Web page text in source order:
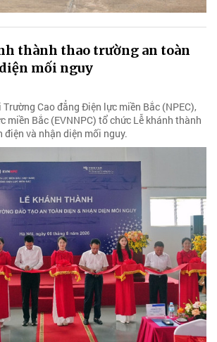
thành thao trường an toàn
mối nguy
Cao đẳng Điện lực miền Bắc (NPEC),
miền Bắc (EVNNPC) tổ chức Lễ khánh thành
và nhận diện mối nguy.